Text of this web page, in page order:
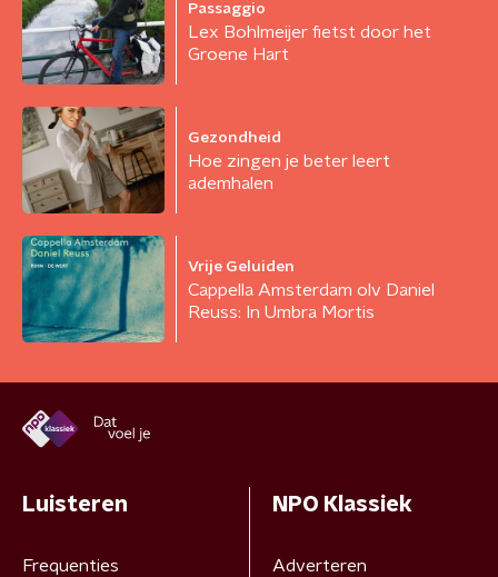
Passaggio
Lex Bohlmeijer fietst door het
Groene Hart
Gezondheid
Hoe zingen je beter leert
ademhalen
Vrije Geluiden
Cappella Amsterdam olv Daniel
Reuss: In Umbra Mortis
Luisteren
Frequenties
NPO Klassiek
Adverteren